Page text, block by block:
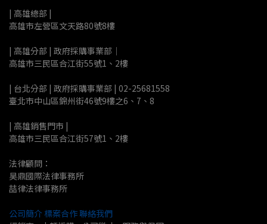
| 高雄總部 |
高雄市左營區文天路80號8樓
| 高雄分部 | 政府採購事業部｜
高雄市三民區合江街55號1、2樓
| 台北分部 | 政府採購事業部 | 02-25681558
臺北市中山區錦州街46號9樓之6、7、8
| 高雄銷售門市 |
高雄市三民區合江街57號1、2樓
法律顧問：
昊鼎國際法律事務所
喆律法律事務所
公司簡介 標案合作聯絡我們